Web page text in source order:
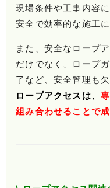
現場条件や工事内容
安全で効率的な施工
また、安全なロープ
だけでなく、ロープ
了など、安全管理も欠
ロープアクセスは、
組み合わせることで